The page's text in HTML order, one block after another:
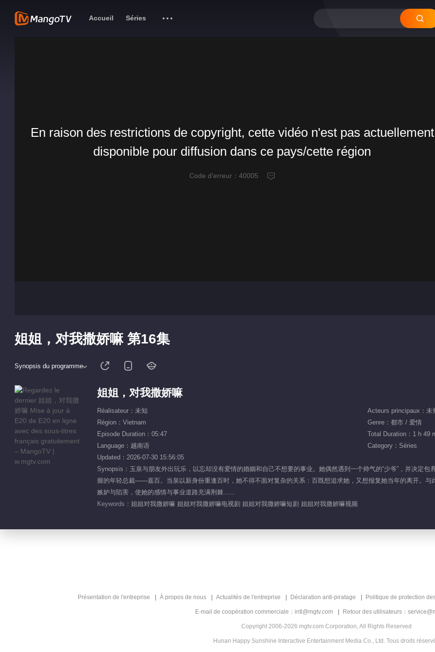
Accueil Séries
En raison des restrictions de copyright, cette vidéo n'est pas actuellement
disponible pour diffusion dans ce pays/cette région
Code d'erreur： 40005
姐姐，对我撒娇嘛 第16集
Synopsis du programme
姐姐，对我撒娇嘛
Réalisateur：未知
Acteurs principaux：未
Région：Vietnam
Genre：都市 / 爱情
Episode Duration：05:47
Total Duration：1 h 49
Language：越南语
Category：Séries
Updated：2026-07-30 15:56:05
Synopsis：玉泉与朋友外出玩乐，以忘却没有爱情的婚姻和自己不想要的事业。她偶然遇到一个帅气的“少爷”，并决定
握的年轻总裁——嘉百。当泉以新身份重逢百时，她不得不面对复杂的关系：百既想追求她，又想报复她当年的离开。
嫉妒与陷害，使她的感情与事业道路充满荆棘......
Keywords： 姐姐对我撒娇嘛 姐姐对我撒娇嘛电视剧 姐姐对我撒娇嘛短剧 姐姐对我撒娇嘛视频
Présentation de l'entreprise À propos de nous Actualités de l'entreprise Déclaration anti-piratage Politique de protection
E-mail de coopération commerciale：intl@mgtv.com Retour des utilisateurs：
Copyright 2006-2026 mgtv.com Corporation, All Rights Reserved
Hunan Happy Sunshine Interactive Entertainment Media Co., Ltd. Tous droits